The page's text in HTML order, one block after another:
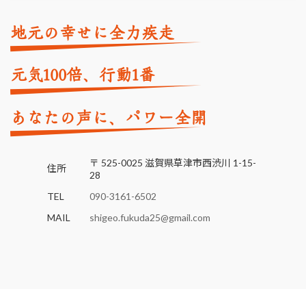
地元の幸せに全力疾走
元気100倍、行動1番
あなたの声に、パワー全開
住所
〒 525-0025 滋賀県草津市西渋川 1-15-
28
TEL
090-3161-6502
MAIL
shigeo.fukuda25@gmail.com